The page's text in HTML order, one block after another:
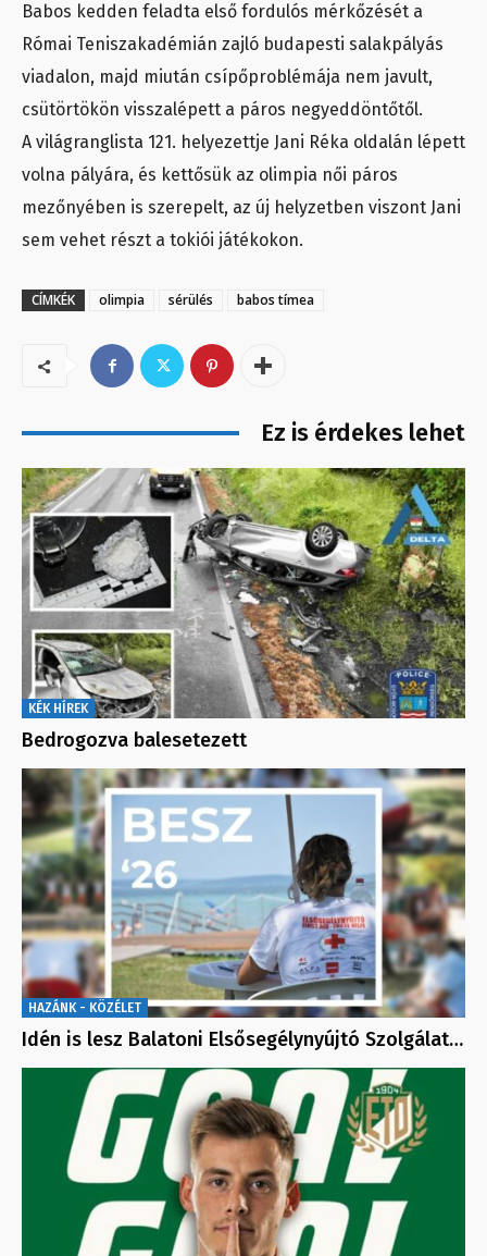
Babos kedden feladta első fordulós mérkőzését a
Római Teniszakadémián zajló budapesti salakpályás
viadalon, majd miután csípőproblémája nem javult,
csütörtökön visszalépett a páros negyeddöntőtől.
A világranglista 121. helyezettje Jani Réka oldalán lépett
volna pályára, és kettősük az olimpia női páros
mezőnyében is szerepelt, az új helyzetben viszont Jani
sem vehet részt a tokiói játékokon.
CÍMKÉK olimpia sérülés babos tímea
Ez is érdekes lehet
KÉK HÍREK
Bedrogozva balesetezett
HAZÁNK - KÖZÉLET
Idén is lesz Balatoni Elsősegélynyújtó Szolgálat…